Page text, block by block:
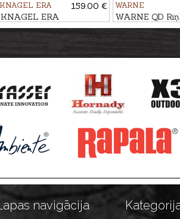
ERA
159.00 €
ERA
Picatinny Kronšteinu
WARNE
WARNE QD
WEAVER/
navigācija